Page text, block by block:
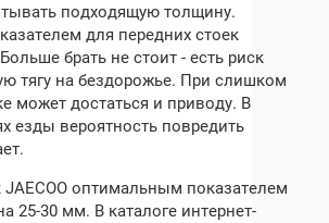
подходящую толщину.
для передних стоек
брать не стоит ‒ есть риск
тягу на бездорожье. При слишком
может достаться и приводу. В
езды вероятность повредить
JAECOO оптимальным показателем
25‒30 мм. В каталоге интернет-